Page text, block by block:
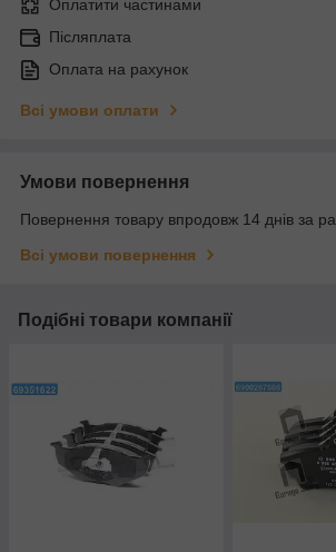
Оплатити частинами
Післяплата
Оплата на рахунок
Всі умови оплати
Умови повернення
Повернення товару впродовж 14 днів за
Всі умови повернення
Подібні товари компанії